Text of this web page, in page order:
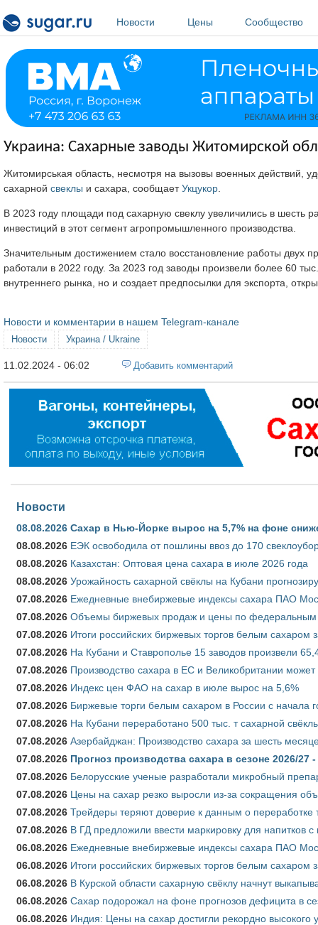
Новости
Цены Сообщество
Украина: Сахарные заводы Житомирской
Житомирськая область, несмотря на вызовы военных действий,
сахарной свеклы и сахара, сообщаетУкцукор
В 2023 году площади под сахарную свеклу увеличились в шесть
инвестиций в этот сегмент агропромышленного производства.
Значительным достижением стало восстановление работы двух
работали в 2022 году. За 2023 год заводы произвели более 60
внутреннего рынка, но и создает предпосылки для экспорта,
Новости и комментарии в нашем Telegram-канале
Новости Украина / Ukraine
11.02.2024 - 06:02 Добавить комментарий
Новости
08.08.2026 Сахар в Нью-Йорке вырос на 5,7% на фоне
08.08.2026 ЕЭК освободила от пошлины ввоз до 170
08.08.2026 Казахстан: Оптовая цена сахара в июле 2026 года
08.08.2026 Урожайность сахарной свёклы на Кубани
07.08.2026 Ежедневные внебиржевые индексы сахара ПАО
07.08.2026 Объемы биржевых продаж и цены по федеральным
07.08.2026 Итоги российских биржевых торгов белым сахаром
07.08.2026 На Кубани и Ставрополье 15 заводов произвели
07.08.2026 Производство сахара в ЕС и Великобритании
07.08.2026 Индекс цен ФАО на сахар в июле вырос на 5,6%
07.08.2026 Биржевые торги белым сахаром в России с начала
07.08.2026 На Кубани переработано 500 тыс. т сахарной
07.08.2026 Азербайджан: Производство сахара за шесть
07.08.2026 Прогноз производства сахара в сезоне 2026/
07.08.2026 Белорусские ученые разработали микробный
07.08.2026 Цены на сахар резко выросли из-за сокращения
07.08.2026 Трейдеры теряют доверие к данным о переработке
07.08.2026 В ГД предложили ввести маркировку для напитков
06.08.2026 Ежедневные внебиржевые индексы сахара ПАО
06.08.2026 Итоги российских биржевых торгов белым сахаром
06.08.2026 В Курской области сахарную свёклу начнут
06.08.2026 Сахар подорожал на фоне прогнозов дефицита в
06.08.2026 Индия: Цены на сахар достигли рекордно высокого